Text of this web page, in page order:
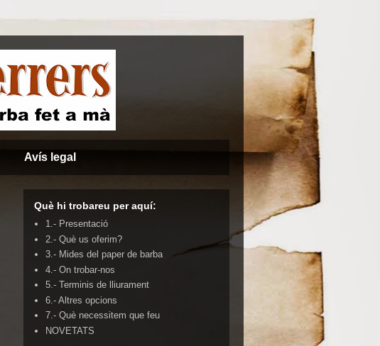
Avís legal
Què hi trobareu per aquí:
1.- Presentació
2.- Què us oferim?
3.- Mides del paper de barba
4.- On trobar-nos
5.- Terminis de lliurament
6.- Altres opcions
7.- Què necessitem que feu
NOVETATS